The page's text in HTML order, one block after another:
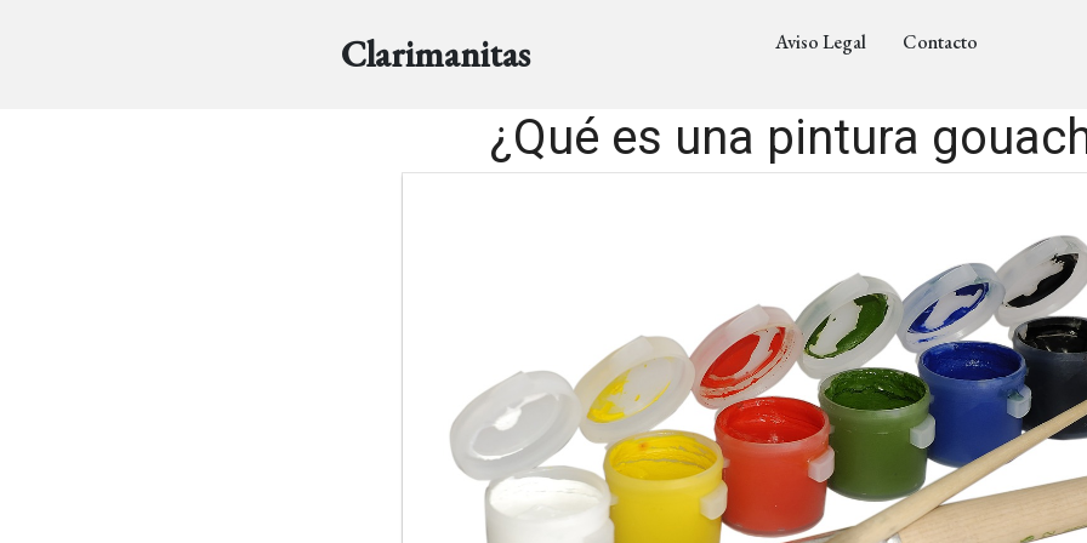
Clarimanitas Aviso Legal Contacto
¿Qué es una pintura